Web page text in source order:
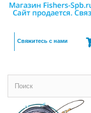
Свяжитесь с нами